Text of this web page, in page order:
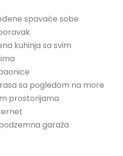
spavaće sobe
kuhinja sa svim
sa pogledom na more
prostorijama
garaža